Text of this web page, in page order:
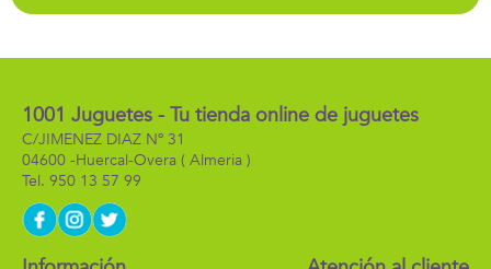
reales!24,5X17X10cm
¡Parecen
- Modelos surtidos
1001 Juguetes - Tu tienda online de juguetes
C/JIMENEZ DIAZ Nº 31
04600 -Huercal-Overa ( Almeria )
950 13 57 99